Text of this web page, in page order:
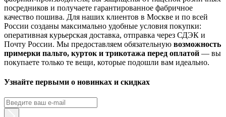
посредников и получаете гарантированное фабричное
качество пошива. Для наших клиентов в Москве и по всей
России созданы максимально удобные условия покупки:
оперативная курьерская доставка, отправка через СДЭК и
Почту России. Мы предоставляем обязательную возможность
примерки пальто, курток и трикотажа перед оплатой — вы
покупаете только те вещи, которые подошли вам идеально.
Узнайте первыми о новинках и скидках